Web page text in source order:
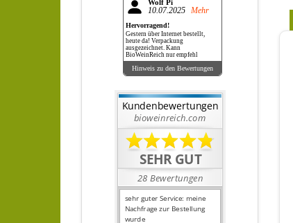
Wolf Pi
10.07.2025 Mehr
Hervorragend!
Gestern über Internet bestellt,
heute da! Verpackung
ausgezeichnet. Kann
BioWeinReich nur empfehl
Hinweis zu den Bewertungen